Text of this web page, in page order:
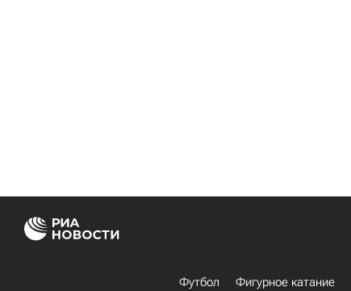
Футбол Фигурное катание